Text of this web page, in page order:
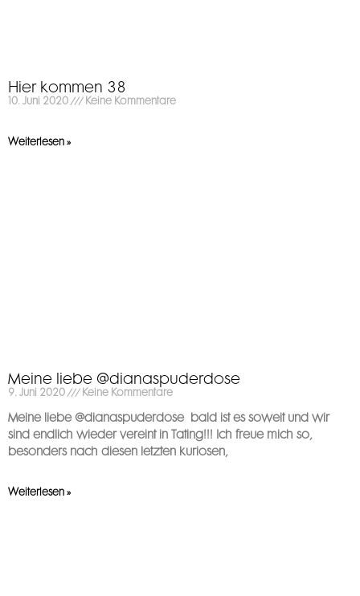
Hier kommen 38
10. Juni 2020 Keine Kommentare
Weiterlesen »
Meine liebe @dianaspuderdose
9. Juni 2020 Keine Kommentare
Meine liebe @dianaspuderdose ️ bald ist es soweit und wir
sind endlich wieder vereint in Tating!!! Ich freue mich so,
besonders nach diesen letzten kuriosen,
Weiterlesen »